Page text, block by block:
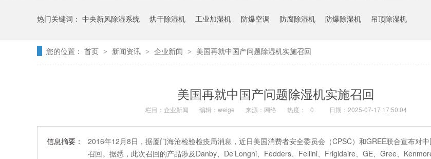
热门关键词： 中央新风除湿系统 烘干除湿机 工业加湿机 防爆空调 防腐除湿机 防爆除湿机 吊顶除湿机
您的位置： 首页 > 新闻资讯 > 企业新闻 > 美国再就中国产问题除湿机实施召回
美国再就中国产问题除湿机实施召回
栏目： 企业新闻 编辑：weige 来源：网络 热度： 0 日期：2025-07-17 17:50:04
信息摘要：
2016年12月8日，据厦门海沧检验检疫局消息，近日美国消费者安全委员会（CPSC）和GREE联合宣布对
召回。据悉，此次召回的产品涉及Danby、De’Longhi、Fedders、Fellini、Frigidaire、GE、Gree、